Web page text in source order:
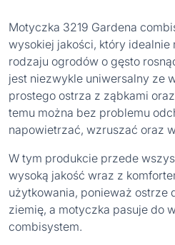
Motyczka 3219 Gardena
wysokiej jakości, który
rodzaju ogrodów o gęsto
jest niezwykle uniwersalny ze
prostego ostrza z ząbkami
temu można bez problemu
napowietrzać, wzruszać oraz
W tym produkcie przede
wysoką jakość wraz z
użytkowania, ponieważ ostrze
ziemię, a motyczka pasuje do
combisystem.